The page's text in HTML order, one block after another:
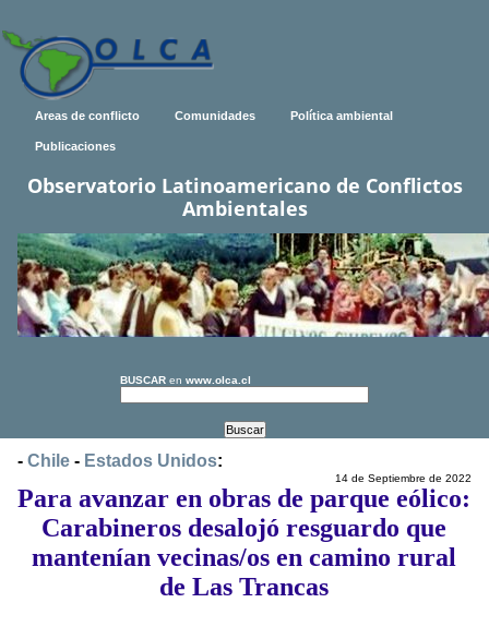
Areas de conflicto Comunidades Política ambiental
Publicaciones
Observatorio Latinoamericano de Conflictos
Ambientales
BUSCAR en www.olca.cl
- Chile - Estados Unidos:
14 de Septiembre de 2022
Para avanzar en obras de parque eólico:
Carabineros desalojó resguardo que
mantenían vecinas/os en camino rural
de Las Trancas